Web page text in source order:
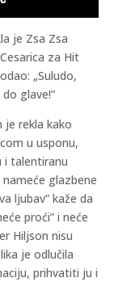
je Zsa Zsa
za Hit
„Suludo,
glave!”
je rekla kako
u usponu,
i talentiranu
glazbene
ljubav” kaže da
proći” i neće
Hiljson nisu
je odlučila
prihvatiti ju i